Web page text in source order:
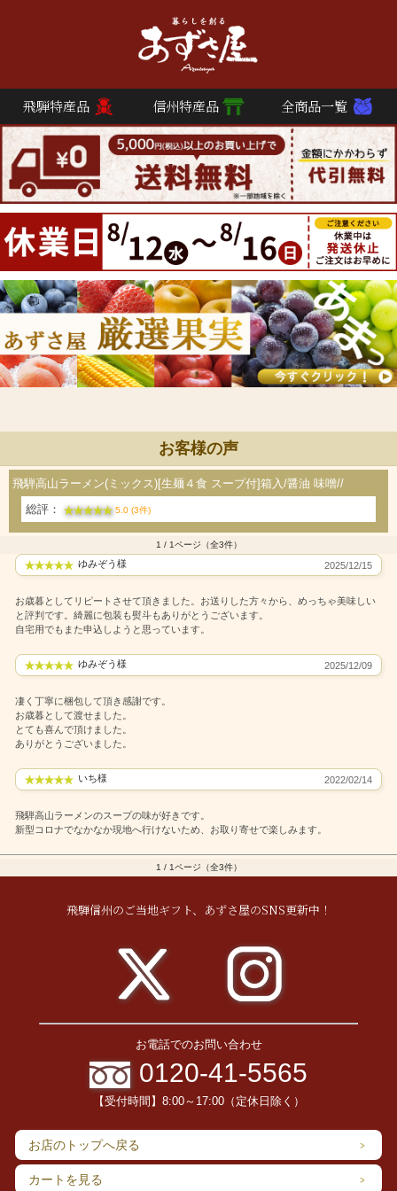
飛騨特産品 信州特産品 全商品一覧
お客様の声
飛騨高山ラーメン(ミックス)[生麺４食 スープ付]箱入/醤油 味噌//
総評：
5.0 (3件)
1 / 1ページ（全3件）
ゆみぞう様 2025/12/15
お歳暮としてリピートさせて頂きました。お送りした方々から、めっちゃ美味しい
と評判です。綺麗に包装も熨斗もありがとうございます。
自宅用でもまた申込しようと思っています。
ゆみぞう様 2025/12/09
凄く丁寧に梱包して頂き感謝です。
お歳暮として渡せました。
とても喜んで頂けました。
ありがとうございました。
いち様 2022/02/14
飛騨高山ラーメンのスープの味が好きです。
新型コロナでなかなか現地へ行けないため、お取り寄せで楽しみます。
1 / 1ページ（全3件）
飛騨信州のご当地ギフト、あずさ屋のSNS更新中！
お電話でのお問い合わせ
0120-41-5565
【受付時間】8:00～17:00（定休日除く）
お店のトップへ戻る
カートを見る